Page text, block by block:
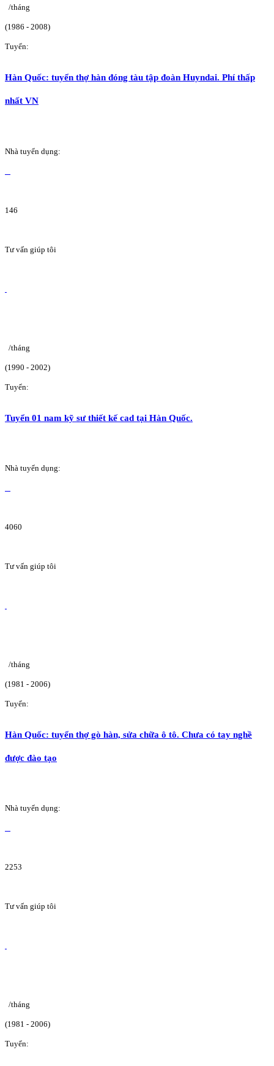
/tháng
(1986 - 2008)
Tuyển:
Hàn Quốc: tuyển thợ hàn đóng tàu tập đoàn Huyndai. Phí thấp
nhất VN
Nhà tuyển dụng:
146
Tư vấn giúp tôi
/tháng
(1990 - 2002)
Tuyển:
Tuyển 01 nam kỹ sư thiết kế cad tại Hàn Quốc.
Nhà tuyển dụng:
4060
Tư vấn giúp tôi
/tháng
(1981 - 2006)
Tuyển:
Hàn Quốc: tuyển thợ gò hàn, sửa chữa ô tô. Chưa có tay nghề
được đào tạo
Nhà tuyển dụng:
2253
Tư vấn giúp tôi
/tháng
(1981 - 2006)
Tuyển: